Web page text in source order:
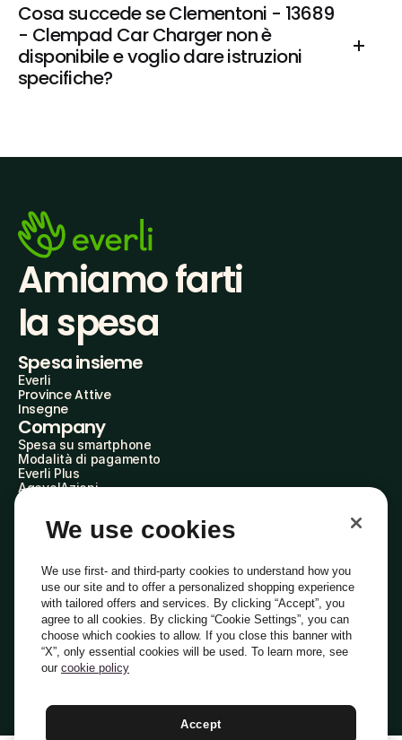
Cosa succede se Clementoni - 13689
- Clempad Car Charger non è
disponibile e voglio dare istruzioni
specifiche?
Amiamo farti
la spesa
Spesa insieme
Everli
Province Attive
Insegne
Company
Spesa su smartphone
Modalità di pagamento
Everli Plus
AgevolAzioni
Everli Shoppers
Scopri chi siamo
Domande frequenti
Lavora con noi
Diventa Shopper
Investitori
PrivacyCookiePreferenze Cookie
Termini e Condizioni
Italiano
We use cookies
We use first- and third-party cookies to understand how you
use our site and to offer a personalized shopping experience
with tailored offers and services. By clicking “Accept”, you
agree to all cookies. By clicking “Cookie Settings”, you can
choose which cookies to allow. If you close this banner with
“X”, only essential cookies will be used. To learn more, see
our cookie policy
Accept